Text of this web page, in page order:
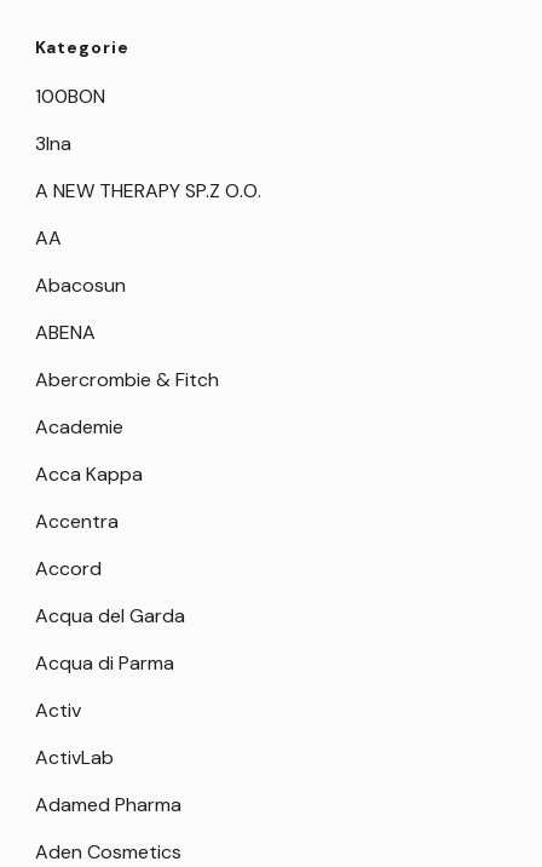
Kategorie
100BON
3Ina
A NEW THERAPY SP.Z O.O.
AA
Abacosun
ABENA
Abercrombie & Fitch
Academie
Acca Kappa
Accentra
Accord
Acqua del Garda
Acqua di Parma
Activ
ActivLab
Adamed Pharma
Aden Cosmetics